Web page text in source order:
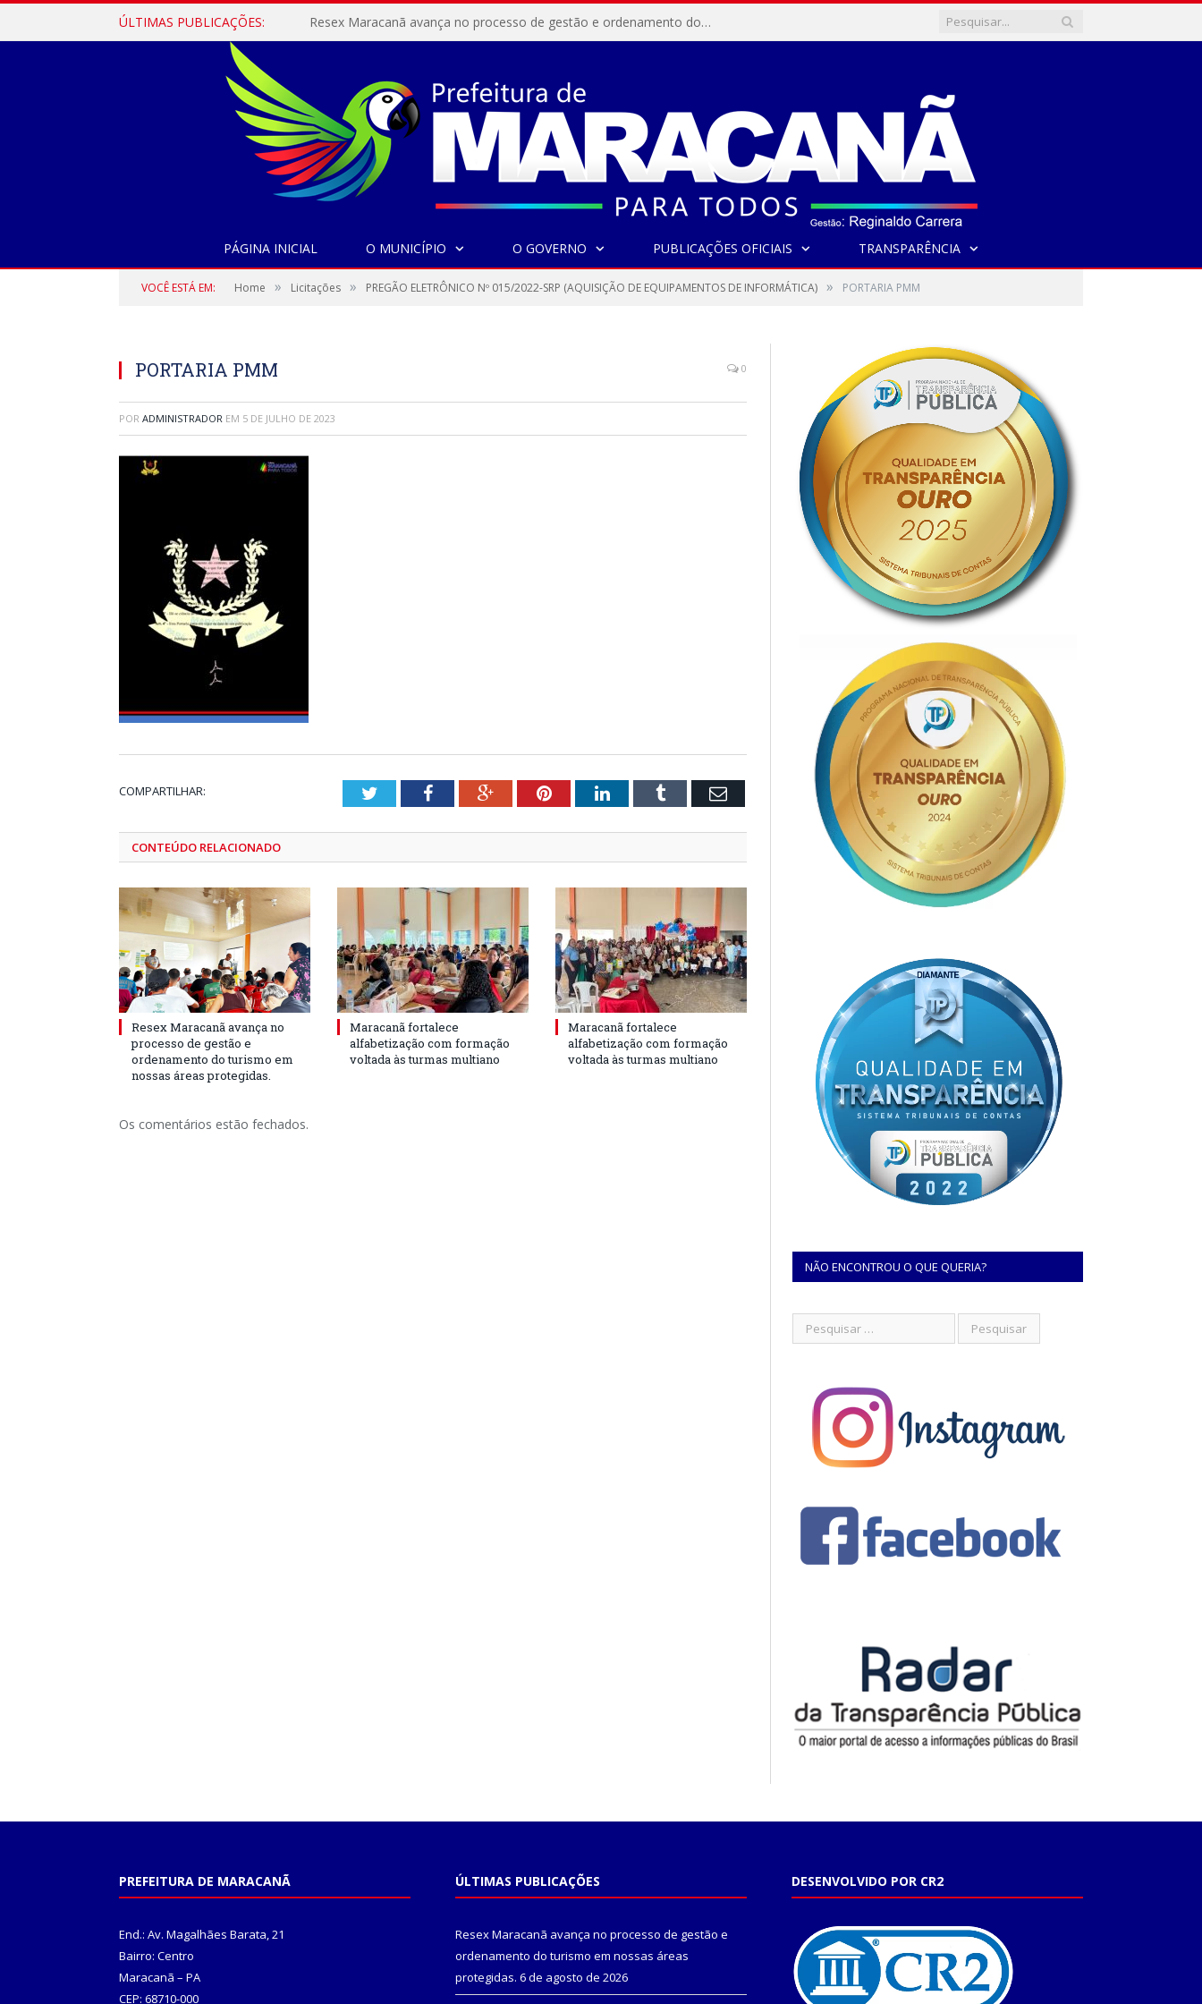
ÚLTIMAS PUBLICAÇÕES: Resex Maracanã avança no processo de gestão e ordenamento do turismo em nossas áreas protegidas.
PÁGINA INICIAL O MUNICÍPIO O GOVERNO PUBLICAÇÕES OFICIAIS TRANSPARÊNCIA
VOCÊ ESTÁ EM: Home » Licitações » PREGÃO ELETRÔNICO Nº 015/2022-SRP (AQUISIÇÃO DE EQUIPAMENTOS DE INFORMÁTICA) » PORTARIA PMM
PORTARIA PMM 0
POR ADMINISTRADOR EM 5 DE JULHO DE 2023
COMPARTILHAR: TwitterFacebookGoogle+PinterestLinkedInTumblr Email
CONTEÚDO RELACIONADO
Resex Maracanã avança no
processo de gestão e
ordenamento do turismo em
nossas áreas protegidas.
Maracanã fortalece
alfabetização com formação
voltada às turmas multiano
Maracanã fortalece
alfabetização com formação
voltada às turmas multiano
Os comentários estão fechados.
NÃO ENCONTROU O QUE QUERIA?
PREFEITURA DE MARACANÃ
End.: Av. Magalhães Barata, 21
Bairro: Centro
Maracanã – PA
CEP: 68710-000
ÚLTIMAS PUBLICAÇÕES
Resex Maracanã avança no processo de gestão e
ordenamento do turismo em nossas áreas
protegidas. 6 de agosto de 2026
DESENVOLVIDO POR CR2